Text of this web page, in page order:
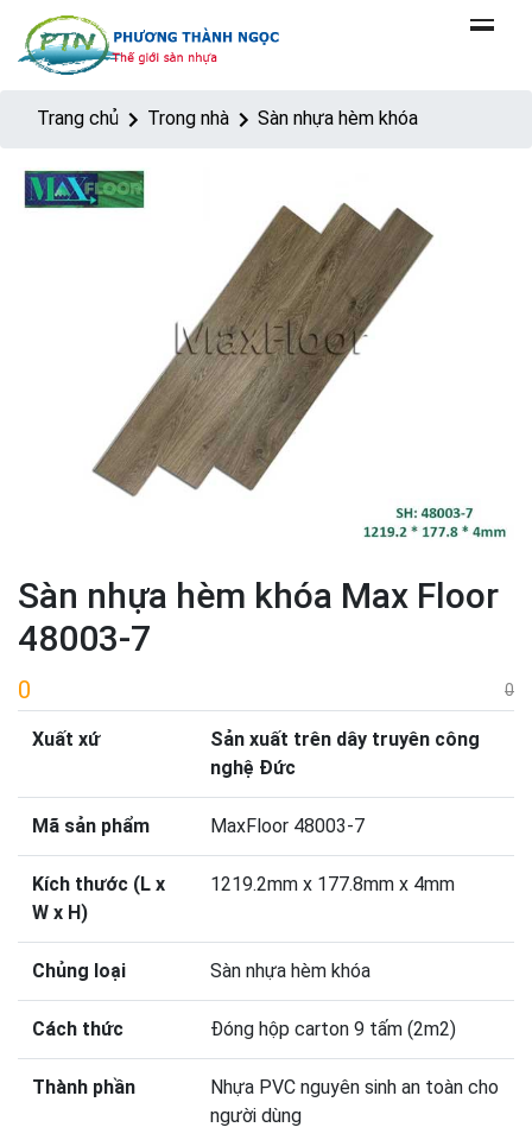
Trang chủ Trong nhà Sàn nhựa hèm khóa
Sàn nhựa hèm khóa Max Floor
48003-7
0 0
Xuất xứ Sản xuất trên dây truyên công
nghệ Đức
Mã sản phẩm MaxFloor 48003-7
Kích thước (L x
W x H)
1219.2mm x 177.8mm x 4mm
Chủng loại Sàn nhựa hèm khóa
Cách thức Đóng hộp carton 9 tấm (2m2)
Thành phần
Nhựa PVC nguyên sinh an toàn cho
người dùng